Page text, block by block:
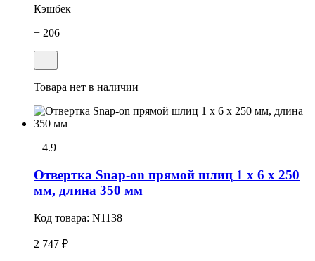
Кэшбек
+ 206
Товара нет в наличии
4.9
Отвертка Snap-on прямой шлиц 1 x 6 x 250
мм, длина 350 мм
Код товара: N1138
2 747 ₽